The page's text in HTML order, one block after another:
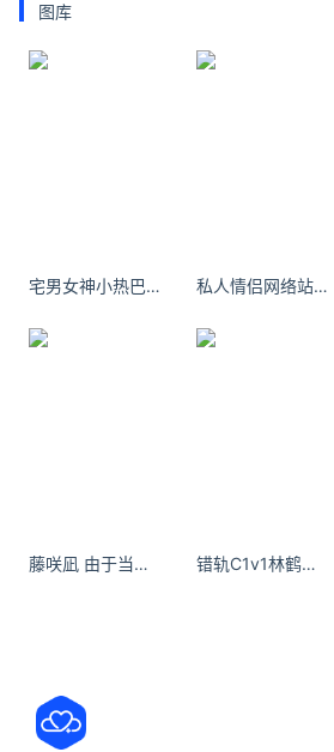
他家豆汁儿我喝着还行，
（图片来自大众点评：奔跑的小
多种荤素搭配的馅儿料任您选，
图库
宅男女神小热巴肉丝美脚长腿撩人 私人情侣网络站杨茗茗打开啤酒罐图片
藤咲凪 由于当时她和孩子都不在家，所以逃过一劫。 错轨C1v1林鹤桉 与兄欢娇软嫡女缠上身免费阅读